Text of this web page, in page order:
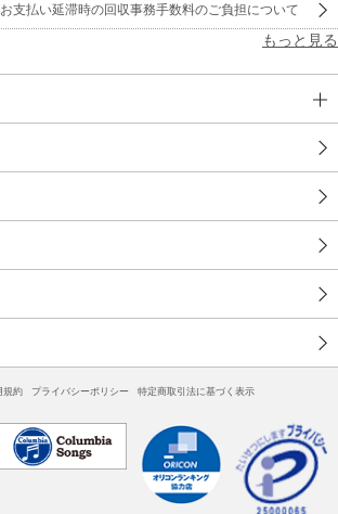
支払い延滞時の回収事務手数料のご負担について
もっと見る
規約 プライバシーポリシー 特定商取引法に基づく表示